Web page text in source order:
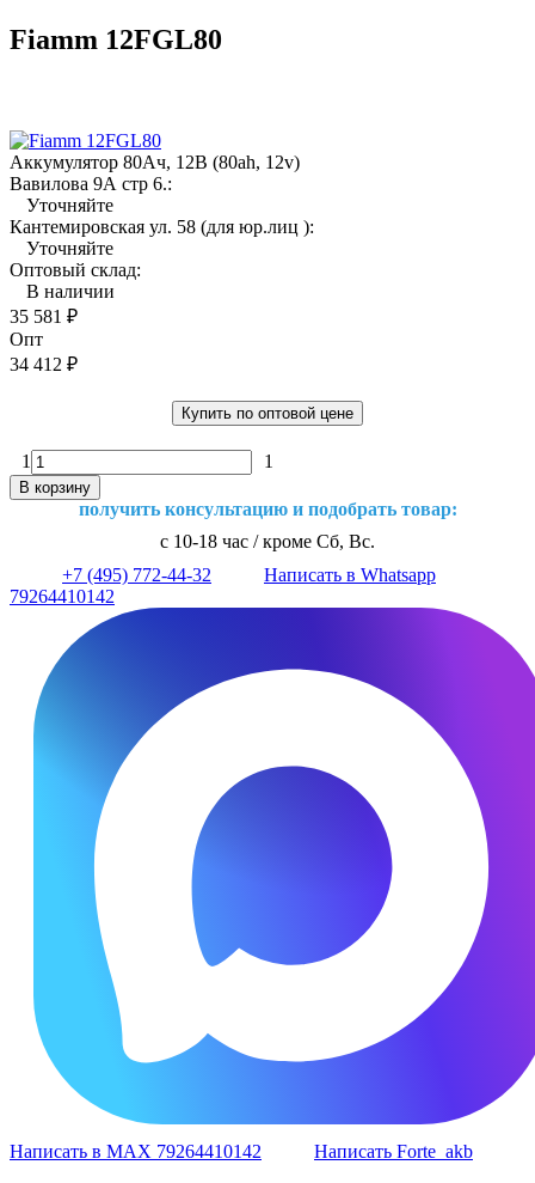
Fiamm 12FGL80
Аккумулятор 80Ач, 12В (80ah, 12v)
Вавилова 9А стр 6.:
Уточняйте
Кантемировская ул. 58 (для юр.лиц ):
Уточняйте
Оптовый склад:
В наличии
35 581 ₽
Опт
34 412 ₽
Купить по оптовой цене
1 1
В корзину
получить консультацию и подобрать товар:
с 10-18 час / кроме Сб, Вс.
+7 (495) 772-44-32
Написать в Whatsapp
79264410142
Написать в MAX 79264410142 Написать Forte_akb